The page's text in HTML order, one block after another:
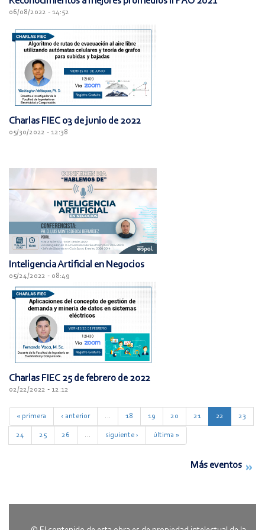
06/08/2022 - 14:52
Charlas FIEC 03 de junio de 2022
05/30/2022 - 12:38
Inteligencia Artificial en Negocios
05/24/2022 - 08:49
Charlas FIEC 25 de febrero de 2022
02/22/2022 - 12:12
« primera ‹ anterior 18 19 20 21 22 23
24 25 26 siguiente › última »
Más eventos